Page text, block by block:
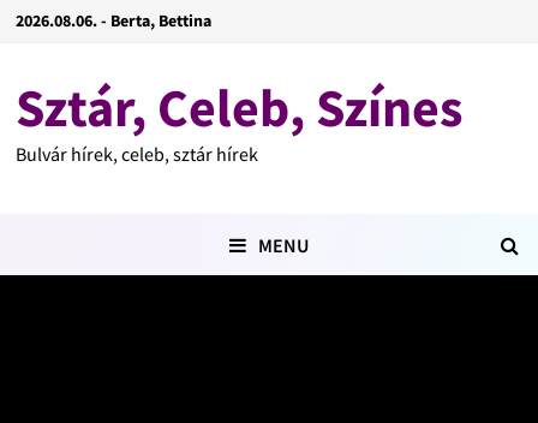
2026.08.06. - Berta, Bettina
Sztár, Celeb, Színes
Bulvár hírek, celeb, sztár hírek
MENU